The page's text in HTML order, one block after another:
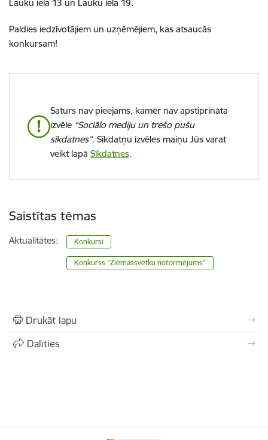
Lauku iela 13 un Lauku iela 19.
Paldies iedzīvotājiem un uzņēmējiem, kas atsaucās
konkursam!
Saturs nav pieejams, kamēr nav apstiprināta
izvēle “Sociālo mediju un trešo pušu
sīkdatnes”. Sīkdatņu izvēles maiņu Jūs varat
veikt lapā Sīkdatnes.
Saistītas tēmas
Aktualitātes: Konkursi
Konkurss "Ziemassvētku noformējums"
Drukāt lapu
Dalīties